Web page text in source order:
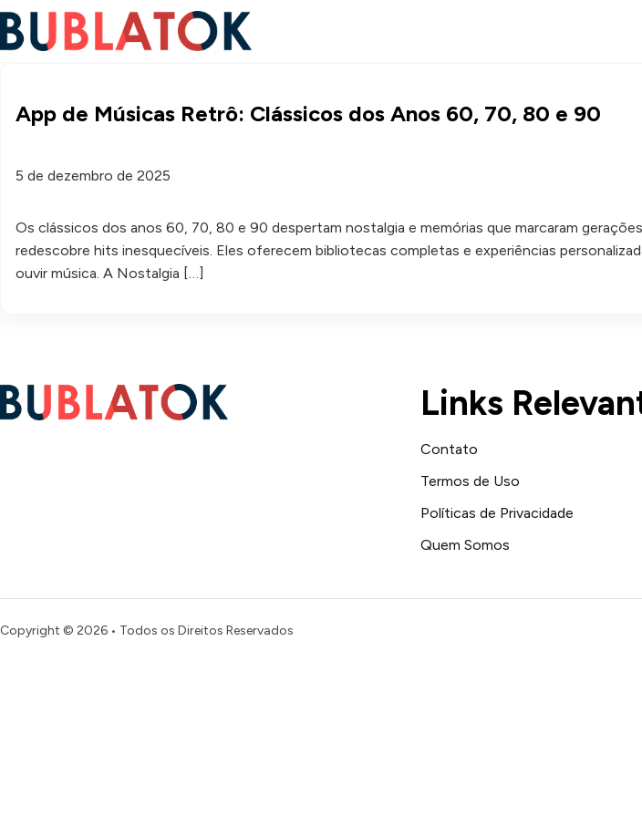
App de Músicas Retrô: Clássicos dos Anos 60, 70, 80 e 90
5 de dezembro de 2025
Os clássicos dos anos 60, 70, 80 e 90 despertam nostalgia e memórias que marcaram
redescobre hits inesquecíveis. Eles oferecem bibliotecas completas e experiências
ouvir música. A Nostalgia […]
Links
Contato
Termos de Uso
Políticas de Privacidade
Quem Somos
Copyright © 2026 • Todos os Direitos Reservados